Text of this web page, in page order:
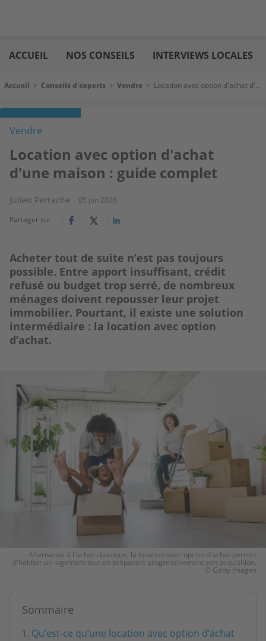
au
contenu
immo
ACCUEIL NOS CONSEILS INTERVIEWS LOCALES
Fil d'Ariane
Accueil > Conseils d'experts > Vendre > Location avec option d'achat d'une maison : guide complet
Vendre
Location avec option d'achat
d'une maison : guide complet
Julien Perrache
05 jun 2026
Partager sur
Acheter tout de suite n’est pas toujours
possible. Entre apport insuffisant, crédit
refusé ou budget trop serré, de nombreux
ménages doivent repousser leur projet
immobilier. Pourtant, il existe une solution
intermédiaire : la location avec option
d’achat.
Alternative à l'achat classique, la location avec option d'achat permet
d'habiter un logement tout en préparant progressivement son acquisition.
© Getty Images
Sommaire
Qu’est-ce qu’une location avec option d’achat